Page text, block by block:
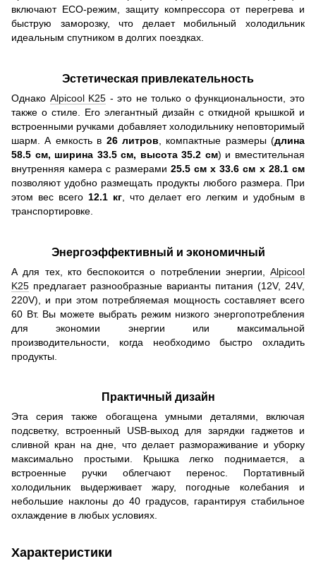
включают ECO-режим, защиту компрессора от перегрева и
быструю заморозку, что делает мобильный холодильник
идеальным спутником в долгих поездках.
Эстетическая привлекательность
Однако Alpicool K25 - это не только о функциональности, это
также о стиле. Его элегантный дизайн с откидной крышкой и
встроенными ручками добавляет холодильнику неповторимый
шарм. А емкость в 26 литров , компактные размеры (длина
58.5 см, ширина 33.5 см, высота 35.2 см) и вместительная
внутренняя камера с размерами 25.5 см x 33.6 см x 28.1 см
позволяют удобно размещать продукты любого размера. При
этом вес всего12.1 кг, что делает его легким и удобным в
транспортировке.
Энергоэффективный и экономичный
А для тех, кто беспокоится о потреблении энергии, Alpicool
K25 предлагает разнообразные варианты питания (12V, 24V,
220V), и при этом потребляемая мощность составляет всего
60 Вт. Вы можете выбрать режим низкого энергопотребления
для экономии энергии или максимальной
производительности, когда необходимо быстро охладить
продукты.
Практичный дизайн
Эта серия также обогащена умными деталями, включая
подсветку, встроенный USB-выход для зарядки гаджетов и
сливной кран на дне, что делает размораживание и уборку
максимально простыми. Крышка легко поднимается, а
встроенные ручки облегчают перенос. Портативный
холодильник выдерживает жару, погодные колебания и
небольшие наклоны до 40 градусов, гарантируя стабильное
охлаждение в любых условиях.
Характеристики